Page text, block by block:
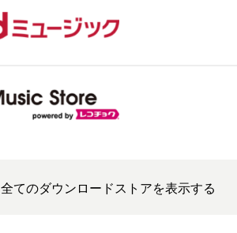
全てのダウンロードストアを表示する